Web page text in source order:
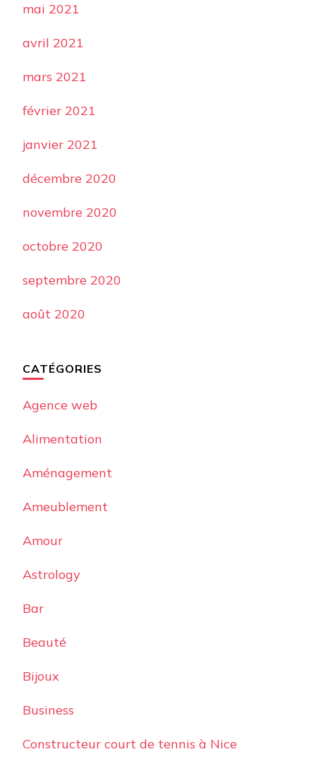
mai 2021
avril 2021
mars 2021
février 2021
janvier 2021
décembre 2020
novembre 2020
octobre 2020
septembre 2020
août 2020
CATÉGORIES
Agence web
Alimentation
Aménagement
Ameublement
Amour
Astrology
Bar
Beauté
Bijoux
Business
Constructeur court de tennis à Nice